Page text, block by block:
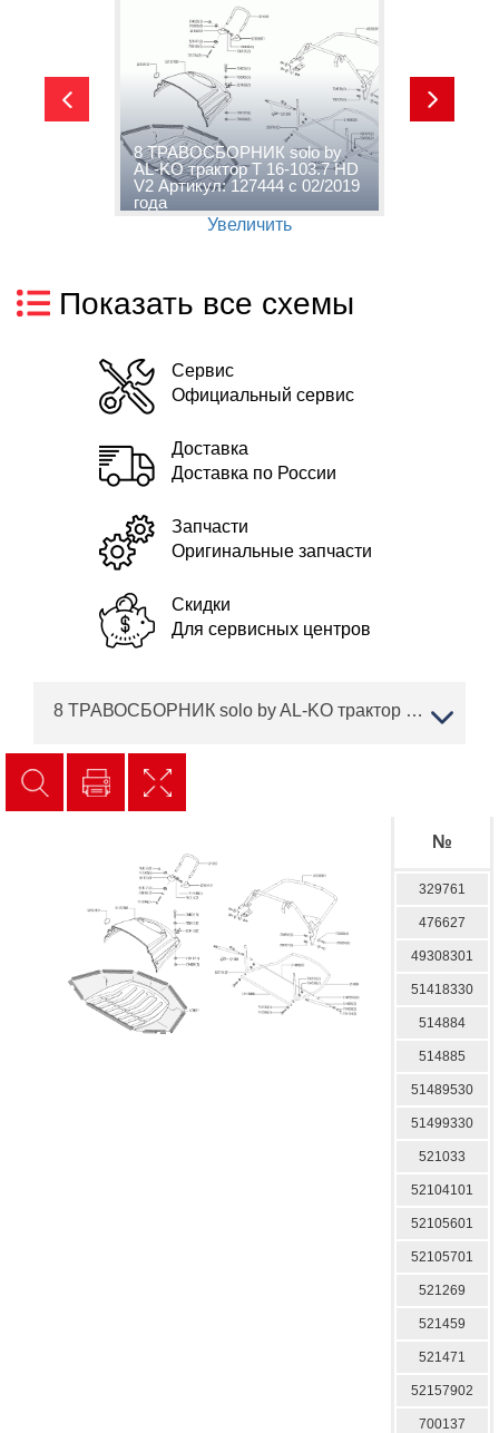
8 ТРАВОСБОРНИК solo by
AL-KO трактор T 16-103.7 HD
V2 Артикул: 127444 с 02/2019
года
Увеличить
Показать все схемы
Сервис
Официальный сервис
Доставка
Доставка по России
Запчасти
Оригинальные запчасти
Скидки
Для сервисных центров
8 ТРАВОСБОРНИК solo by AL-KO трактор T 16-103.7 HD V2 Артикул: 127444 с 02/2019 года
№
329761
476627
49308301
51418330
514884
514885
51489530
51499330
521033
52104101
52105601
52105701
521269
521459
521471
52157902
700137